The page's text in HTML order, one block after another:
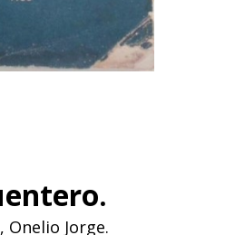
Onelio Jorge.